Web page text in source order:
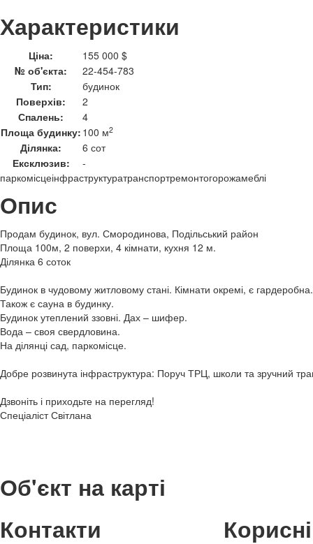
Характеристики
Ціна:
155 000 $
№ об'єкта:
22-454-783
Тип:
будинок
Поверхів:
2
Спалень:
4
Площа будинку: 100 м2
Ділянка:
6 сот
Ексклюзив:
-
паркомісцеінфраструктуратранспортремонтогорожамеблі
Опис
Продам будинок, вул. Смородинова, Подільський район
Площа 100м, 2 поверхи, 4 кімнати, кухня 12 м.
Ділянка 6 соток
Будинок в чудовому житловому стані. Кімнати окремі, є гардеробна.
Також є сауна в будинку.
Будинок утеплений ззовні. Дах – шифер.
Вода – своя свердловина.
На ділянці сад, паркомісце.
Добре розвинута інфраструктура: Поруч ТРЦ, школи та зручний
Дзвоніть і приходьте на перегляд!
Спеціаліст Світлана
Об'єкт на карті
Контакти
Корисні